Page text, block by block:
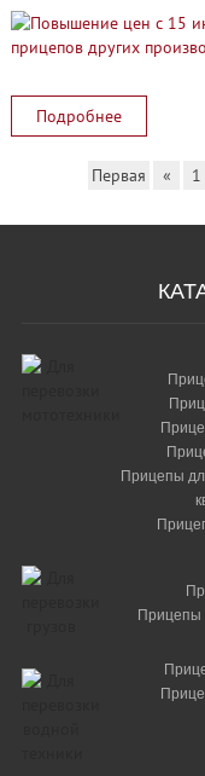
Подробнее
Первая « 1
Прицепы
Прицепы